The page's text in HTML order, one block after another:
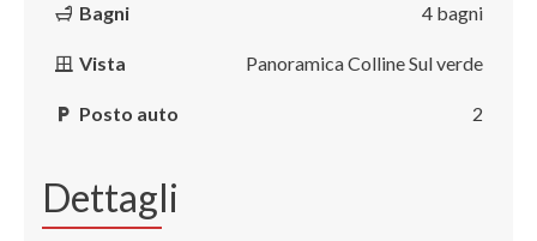
Bagni 4 bagni
Vista Panoramica Colline Sul verde
Posto auto 2
Dettagli